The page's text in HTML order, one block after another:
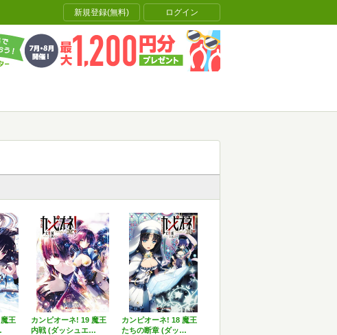
新規登録(無料) ログイン
王
カンピオーネ! 19 魔王
内戦 (ダッシュエ…
カンピオーネ! 18 魔王
たちの断章 (ダッ…